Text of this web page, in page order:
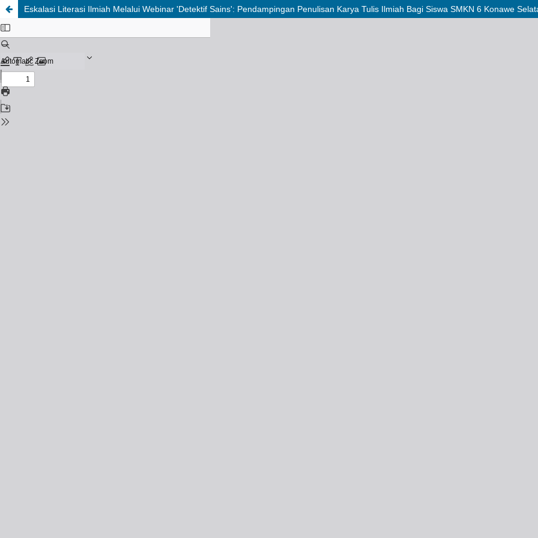
Eskalasi Literasi Ilmiah Melalui Webinar 'Detektif Sains': Pendampingan Penulisan Karya Tulis Ilmiah Bagi Siswa SMKN 6 Konawe